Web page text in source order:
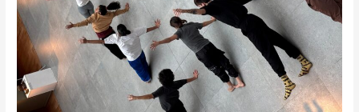
la
programación
cultural
2026